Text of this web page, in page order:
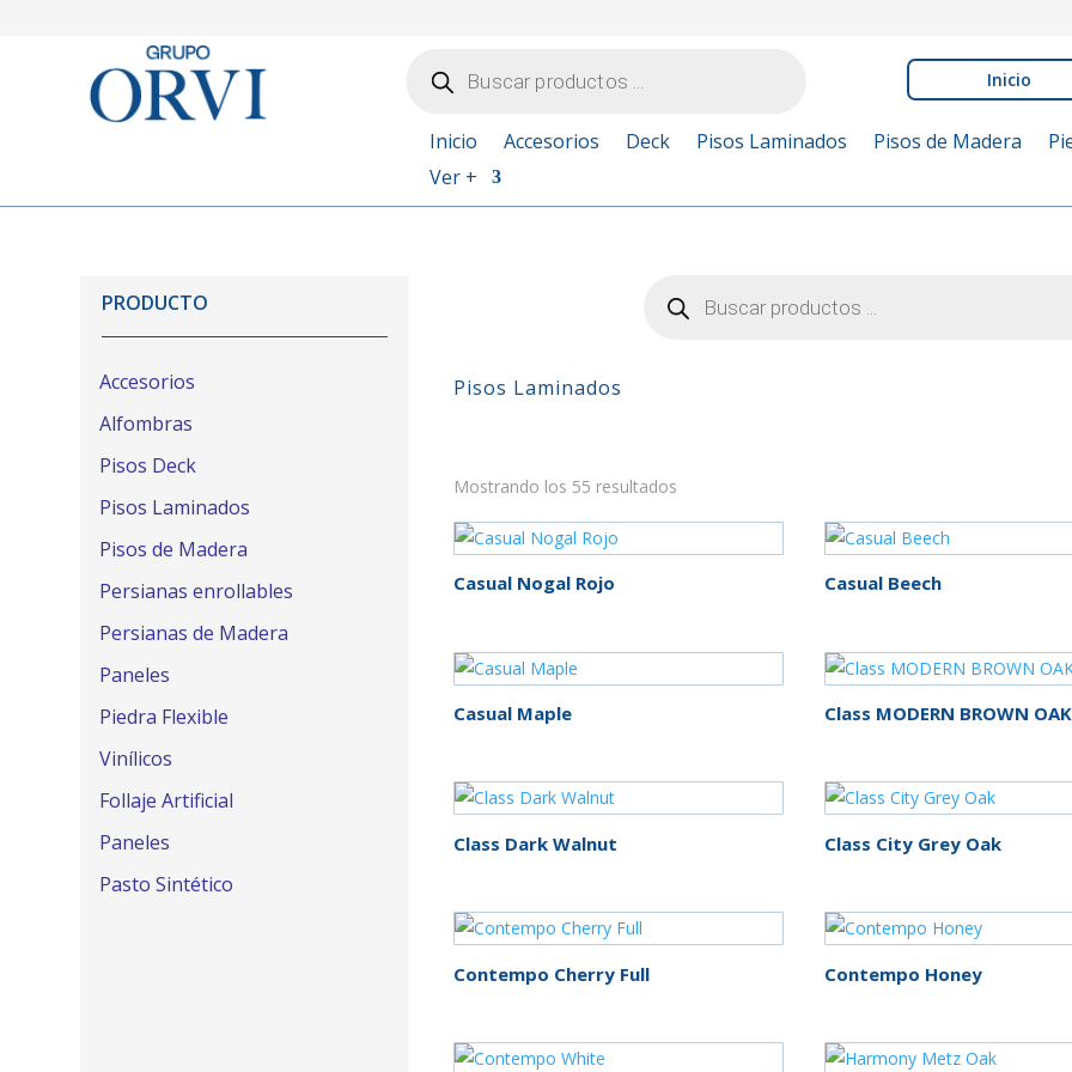
productos Inicio
Inicio Accesorios Deck Pisos Laminados Pisos de Madera
Ver +
PRODUCTO
Accesorios
Alfombras
Pisos Deck
Pisos Laminados
Pisos de Madera
Persianas enrollables
Persianas de Madera
Paneles
Piedra Flexible
Vinílicos
Follaje Artificial
Paneles
Pasto Sintético
productos
Pisos Laminados
exclude-from-catalog(0)
featured(0)
rated-2(0)
Mostrando los 55 resultados
Casual Nogal Rojo Casual Beech
Casual Maple Class MODERN BROWN OAK
Class Dark Walnut Class City Grey Oak
Contempo Cherry Full Contempo Honey